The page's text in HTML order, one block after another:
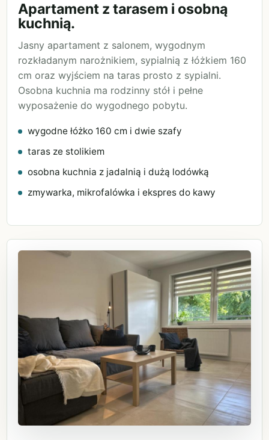
Apartament z tarasem i osobną
kuchnią.
Jasny apartament z salonem, wygodnym
rozkładanym narożnikiem, sypialnią z łóżkiem 160
cm oraz wyjściem na taras prosto z sypialni.
Osobna kuchnia ma rodzinny stół i pełne
wyposażenie do wygodnego pobytu.
wygodne łóżko 160 cm i dwie szafy
taras ze stolikiem
osobna kuchnia z jadalnią i dużą lodówką
zmywarka, mikrofalówka i ekspres do kawy